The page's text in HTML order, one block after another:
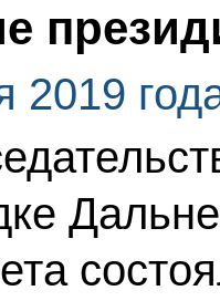
2019